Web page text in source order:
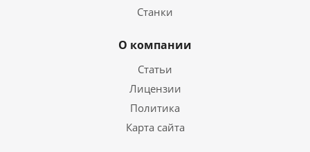
Станки
О компании
Статьи
Лицензии
Политика
Карта сайта